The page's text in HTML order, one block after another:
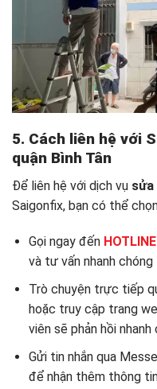
5. Cách liên hệ với
quận Bình Tân
Để liên hệ với dịch vụ sửa
Saigonfix, bạn có thể
Gọi ngay đến
và tư vấn nhanh chóng
Trò chuyện trực tiếp
hoặc truy cập trang
viên sẽ phản hồi nhanh
Gửi tin nhắn qua
để nhận thêm thông